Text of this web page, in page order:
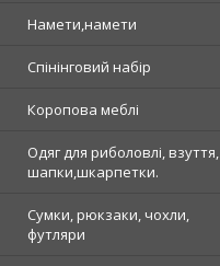
Намети,намети
Спінінговий набір
Коропова меблі
Одяг для риболовлі, взуття,
шапки,шкарпетки.
Сумки, рюкзаки, чохли,
футляри